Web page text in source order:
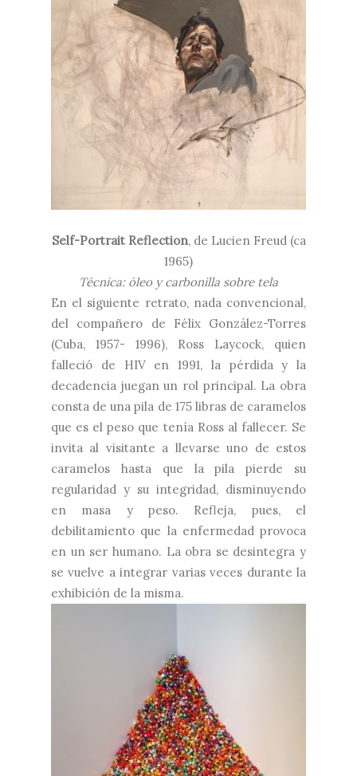
Self-Portrait Reflection, de Lucien Freud (ca
1965)
Técnica: óleo y carbonilla sobre tela
En el siguiente retrato, nada convencional,
del compañero de Félix González-Torres
(Cuba, 1957- 1996), Ross Laycock, quien
falleció de HIV en 1991, la pérdida y la
decadencia juegan un rol principal. La obra
consta de una pila de 175 libras de caramelos
que es el peso que tenía Ross al fallecer. Se
invita al visitante a llevarse uno de estos
caramelos hasta que la pila pierde su
regularidad y su integridad, disminuyendo
en masa y peso. Refleja, pues, el
debilitamiento que la enfermedad provoca
en un ser humano. La obra se desintegra y
se vuelve a integrar varias veces durante la
exhibición de la misma.